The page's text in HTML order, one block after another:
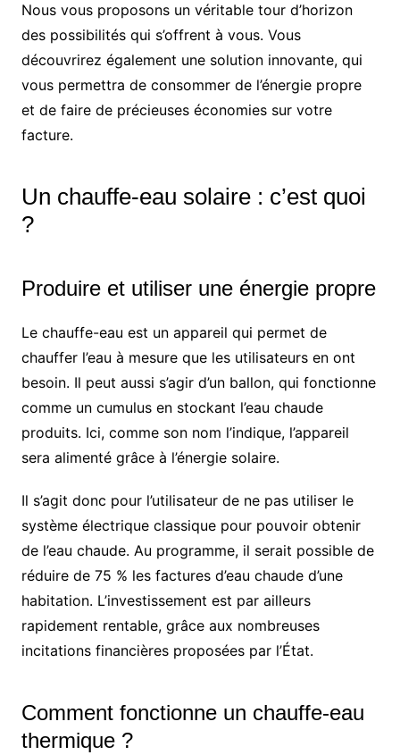
Nous vous proposons un véritable tour d’horizon
des possibilités qui s’offrent à vous. Vous
découvrirez également une solution innovante, qui
vous permettra de consommer de l’énergie propre
et de faire de précieuses économies sur votre
facture.
Un chauffe-eau solaire : c’est quoi
?
Produire et utiliser une énergie propre
Le chauffe-eau est un appareil qui permet de
chauffer l’eau à mesure que les utilisateurs en ont
besoin. Il peut aussi s’agir d’un ballon, qui fonctionne
comme un cumulus en stockant l’eau chaude
produits. Ici, comme son nom l’indique, l’appareil
sera alimenté grâce à l’énergie solaire.
Il s’agit donc pour l’utilisateur de ne pas utiliser le
système électrique classique pour pouvoir obtenir
de l’eau chaude. Au programme, il serait possible de
réduire de 75 % les factures d’eau chaude d’une
habitation. L’investissement est par ailleurs
rapidement rentable, grâce aux nombreuses
incitations financières proposées par l’État.
Comment fonctionne un chauffe-eau
thermique ?